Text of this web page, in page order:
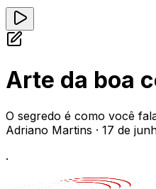
Arte da boa
O segredo é como você
Adriano Martins · 17 de
.